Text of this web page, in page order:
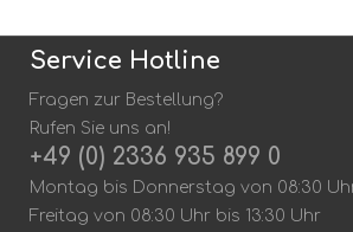
Service Hotline
Fragen zur Bestellung?
Rufen Sie uns an!
+49 (0) 2336 935 899 0
Montag bis Donnerstag von 08:30
Freitag von 08:30 Uhr bis 13:30 Uhr